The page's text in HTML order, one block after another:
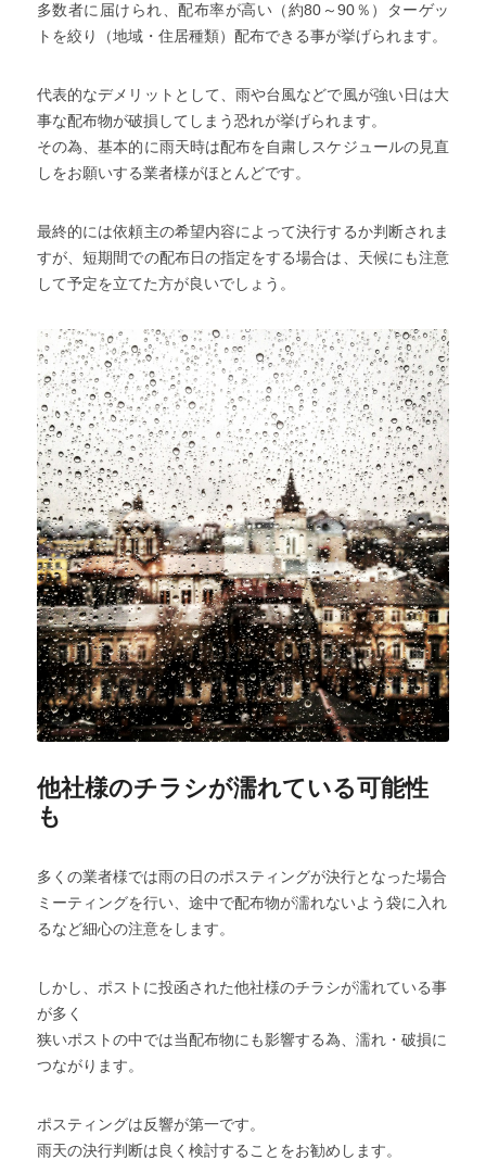
多数者に届けられ、配布率が高い（約80～90％）ターゲッ
トを絞り（地域・住居種類）配布できる事が挙げられます。
代表的なデメリットとして、雨や台風などで風が強い日は大
事な配布物が破損してしまう恐れが挙げられます。
その為、基本的に雨天時は配布を自粛しスケジュールの見直
しをお願いする業者様がほとんどです。
最終的には依頼主の希望内容によって決行するか判断されま
すが、短期間での配布日の指定をする場合は、天候にも注意
して予定を立てた方が良いでしょう。
他社様のチラシが濡れている可能性
も
多くの業者様では雨の日のポスティングが決行となった場合
ミーティングを行い、途中で配布物が濡れないよう袋に入れ
るなど細心の注意をします。
しかし、ポストに投函された他社様のチラシが濡れている事
が多く
狭いポストの中では当配布物にも影響する為、濡れ・破損に
つながります。
ポスティングは反響が第一です。
雨天の決行判断は良く検討することをお勧めします。